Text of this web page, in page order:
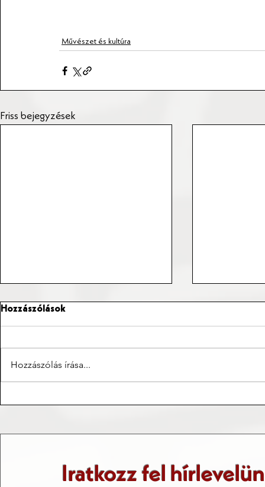
Művészet és kultúra
Friss bejegyzések
Hozzászólások
Hozzászólás írása...
Iratkozz fel